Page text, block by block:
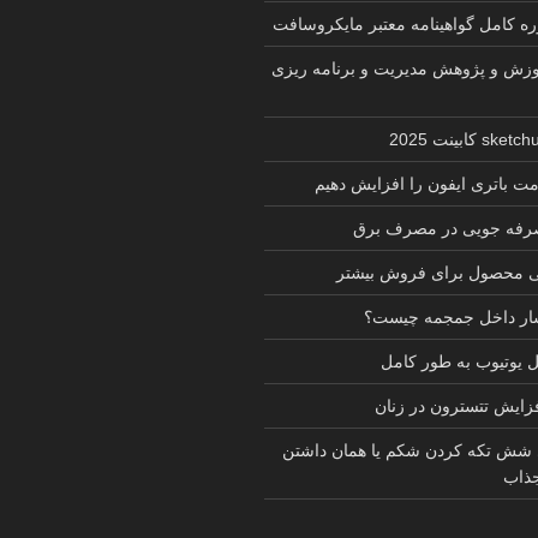
و پژوهش مدیریت و برنامه ریزی
باتری ایفون را افزایش دهیم
صرفه جویی در مصرف برق
محصول برای فروش بیشتر
داخل جمجمه چیست؟
به طور کامل
تتسترون در زنان
شش تکه کردن شکم یا همان داشتن